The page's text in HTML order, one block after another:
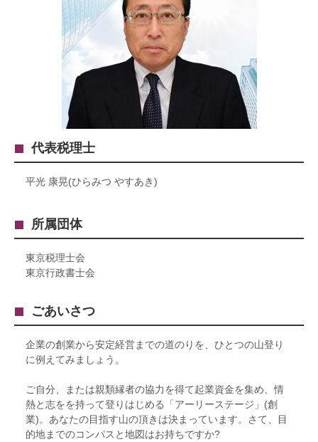
代表税理士
平光 康晃(ひらみつ やすあき)
所属団体
東京税理士会
東京行政書士会
ごあいさつ
企業の創業から安定経営までの道のりを、ひとつの山登り
に例えてみましょう。
ご自分、または親類縁者の協力を得て起業資金を集め、情
熱と志をを持って登りはじめる「アーリーステージ」(創
業)。あなたの目指す山の頂きは決まっています。さて、目
的地までのコンパスと地図はお持ちですか?